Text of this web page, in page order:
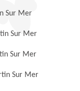
Sur Mer
Sur Mer
Sur Mer
Sur Mer